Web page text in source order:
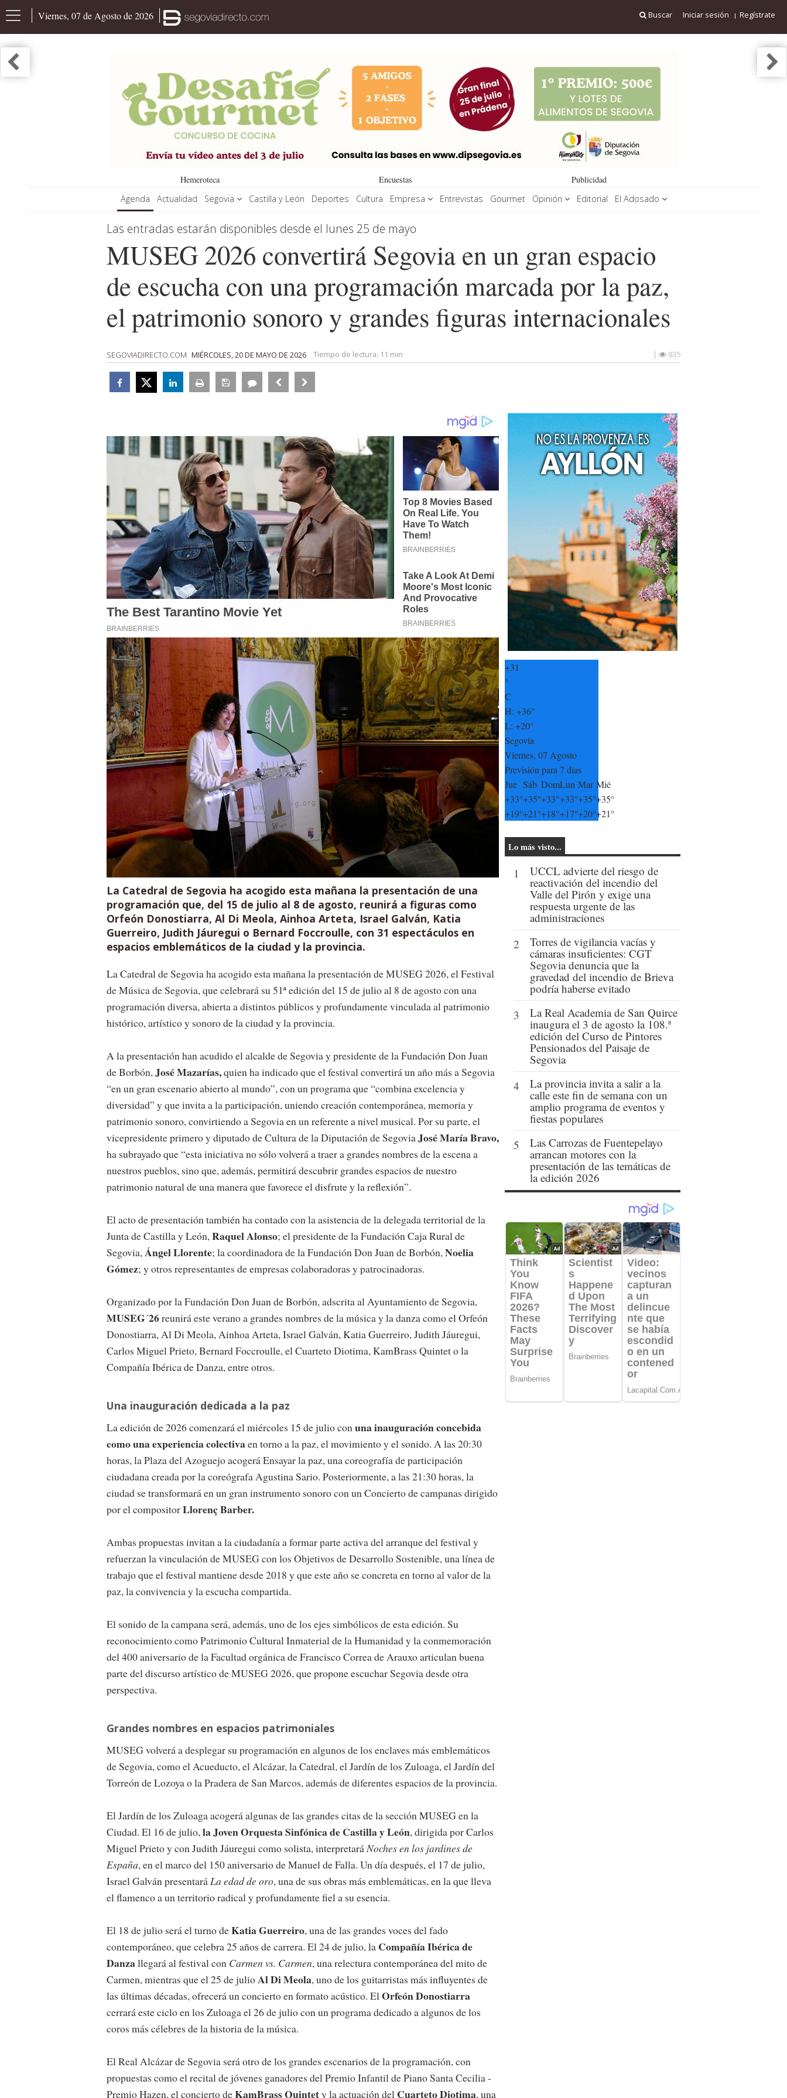
Viernes, 07 de Agosto de 2026 Buscar Iniciar sesión Regístrate
Hemeroteca Encuestas
Publicidad
Agenda
Actualidad Segovia Castilla y León Deportes Cultura Empresa Entrevistas Gourmet Opinión Editorial El Adosado
Las entradas estarán disponibles desde el lunes 25 de mayo
MUSEG 2026 convertirá Segovia en un gran espacio
de escucha con una programación marcada por la paz,
el patrimonio sonoro y grandes figuras internacionales
SEGOVIADIRECTO.COM | 835
MIÉRCOLES, 20 DE MAYO DE 2026 Tiempo de lectura: 11 min
La Catedral de Segovia ha acogido esta mañana la presentación de una
programación que, del 15 de julio al 8 de agosto, reunirá a figuras como
Orfeón Donostiarra, Al Di Meola, Ainhoa Arteta, Israel Galván, Katia
Guerreiro, Judith Jáuregui o Bernard Foccroulle, con 31 espectáculos en
espacios emblemáticos de la ciudad y la provincia.
La Catedral de Segovia ha acogido esta mañana la presentación de MUSEG 2026, el Festival
de Música de Segovia, que celebrará su 51ª edición del 15 de julio al 8 de agosto con una
programación diversa, abierta a distintos públicos y profundamente vinculada al patrimonio
histórico, artístico y sonoro de la ciudad y la provincia.
A la presentación han acudido el alcalde de Segovia y presidente de la Fundación Don Juan
de Borbón, José Mazarías,quien ha indicado que el festival convertirá un año más a Segovia
“en un gran escenario abierto al mundo”, con un programa que “combina excelencia y
diversidad” y que invita a la participación, uniendo creación contemporánea, memoria y
patrimonio sonoro, convirtiendo a Segovia en un referente a nivel musical. Por su parte, el
vicepresidente primero y diputado de Cultura de la Diputación de SegoviaJosé María Bravo,
ha subrayado que“esta iniciativa no sólo volverá a traer a grandes nombres de la escena a
nuestros pueblos, sino que, además, permitirá descubrir grandes espacios de nuestro
patrimonio natural de una manera que favorece el disfrute y la reflexión”.
El acto de presentación también ha contado con la asistencia de la delegada territorial de la
Junta de Castilla y León, Raquel Alonso; el presidente de la Fundación Caja Rural de
Segovia, Ángel Llorente; la coordinadora de la Fundación Don Juan de Borbón, Noelia
Gómez; y otros representantes de empresas colaboradoras y patrocinadoras.
Organizado por la Fundación Don Juan de Borbón, adscrita al Ayuntamiento de Segovia,
MUSEG´26reunirá este verano a grandes nombres de la música y la danza como el Orfeón
Donostiarra, Al Di Meola, Ainhoa Arteta, Israel Galván, Katia Guerreiro, Judith Jáuregui,
Carlos Miguel Prieto, Bernard Foccroulle, el Cuarteto Diotima, KamBrass Quintet o la
Compañía Ibérica de Danza, entre otros.
Una inauguración dedicada a la paz
La edición de 2026 comenzará el miércoles 15 de julio con una inauguración concebida
como una experiencia colectivaen torno a la paz, el movimiento y el sonido. A las 20:30
horas, la Plaza del Azoguejo acogerá Ensayar la paz, una coreografía de participación
ciudadana creada por la coreógrafa Agustina Sario. Posteriormente, a las 21:30 horas, la
ciudad se transformará en un gran instrumento sonoro con un Concierto de campanas dirigido
por el compositorLlorenç Barber.
Ambas propuestas invitan a la ciudadanía a formar parte activa del arranque del festival y
refuerzan la vinculación de MUSEG con los Objetivos de Desarrollo Sostenible, una línea de
trabajo que el festival mantiene desde 2018 y que este año se concreta en torno al valor de la
paz, la convivencia y la escucha compartida.
El sonido de la campana será, además, uno de los ejes simbólicos de esta edición. Su
reconocimiento como Patrimonio Cultural Inmaterial de la Humanidad y la conmemoración
del 400 aniversario de la Facultad orgánica de Francisco Correa de Arauxo articulan buena
parte del discurso artístico de MUSEG 2026, que propone escuchar Segovia desde otra
perspectiva.
Grandes nombres en espacios patrimoniales
MUSEG volverá a desplegar su programación en algunos de los enclaves más emblemáticos
de Segovia, como el Acueducto, el Alcázar, la Catedral, el Jardín de los Zuloaga, el Jardín del
Torreón de Lozoya o la Pradera de San Marcos, además de diferentes espacios de la provincia.
El Jardín de los Zuloaga acogerá algunas de las grandes citas de la sección MUSEG en la
Ciudad. El 16 de julio, la Joven Orquesta Sinfónica de Castilla y León, dirigida por Carlos
Miguel Prieto y con Judith Jáuregui como solista, interpretará Noches en los jardines de
España, en el marco del 150 aniversario de Manuel de Falla. Un día después, el 17 de julio,
Israel Galván presentará La edad de oro, una de sus obras más emblemáticas, en la que lleva
el flamenco a un territorio radical y profundamente fiel a su esencia.
El 18 de julio será el turno deKatia Guerreiro, una de las grandes voces del fado
contemporáneo, que celebra 25 años de carrera. El 24 de julio, la Compañía Ibérica de
Danzallegará al festival con Carmen vs. Carmen, una relectura contemporánea del mito de
Carmen, mientras que el 25 de julioAl Di Meola, uno de los guitarristas más influyentes de
las últimas décadas, ofrecerá un concierto en formato acústico. El Orfeón Donostiarra
cerrará este ciclo en los Zuloaga el 26 de julio con un programa dedicado a algunos de los
coros más célebres de la historia de la música.
El Real Alcázar de Segovia será otro de los grandes escenarios de la programación, con
propuestas como el recital de jóvenes ganadores del Premio Infantil de Piano Santa Cecilia -
Premio Hazen, el concierto deKamBrass Quintety la actuación del Cuarteto Diotima, una
+31
°
C
H: +36°
L: +20°
Segovia
Viernes, 07 Agosto
Previsión para 7 días
Jue Sáb DomLun Mar Mié
+33°+35°+33°+33°+35°+35°
+19°+21°+18°+17°+20°+21°
Lo más visto...
1
UCCL advierte del riesgo de
reactivación del incendio del
Valle del Pirón y exige una
respuesta urgente de las
administraciones
2
Torres de vigilancia vacías y
cámaras insuficientes: CGT
Segovia denuncia que la
gravedad del incendio de Brieva
podría haberse evitado
3
La Real Academia de San Quirce
inaugura el 3 de agosto la 108.ª
edición del Curso de Pintores
Pensionados del Paisaje de
Segovia
4
La provincia invita a salir a la
calle este fin de semana con un
amplio programa de eventos y
fiestas populares
5
Las Carrozas de Fuentepelayo
arrancan motores con la
presentación de las temáticas de
la edición 2026